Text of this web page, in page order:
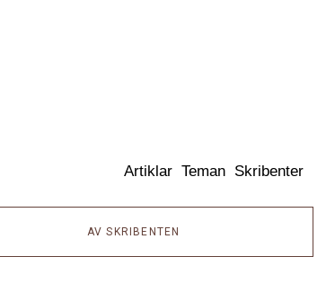
Artiklar Teman Skribenter
AV SKRIBENTEN